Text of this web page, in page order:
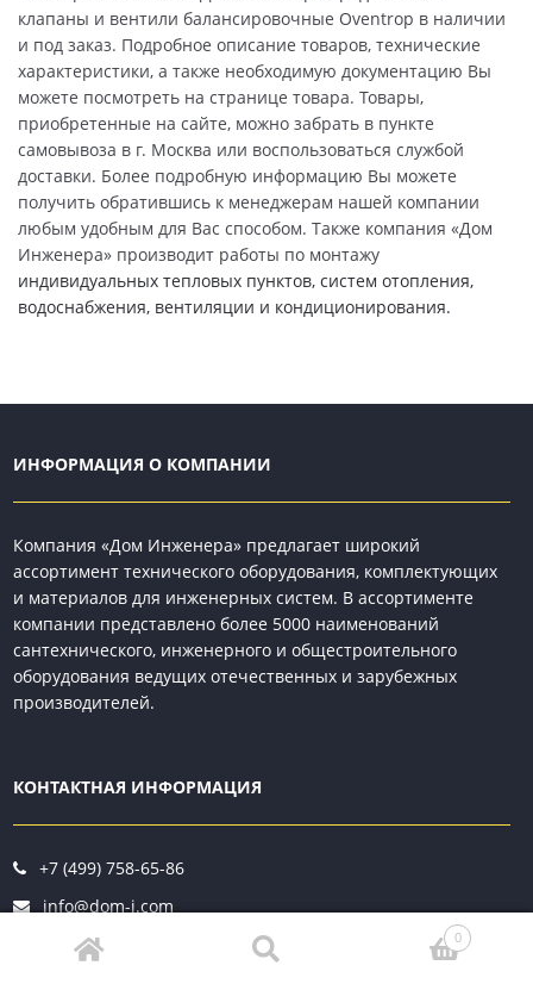
клапаны и вентили балансировочные Oventrop в наличии
и под заказ. Подробное описание товаров, технические
характеристики, а также необходимую документацию Вы
можете посмотреть на странице товара. Товары,
приобретенные на сайте, можно забрать в пункте
самовывоза в г. Москва или воспользоваться службой
доставки. Более подробную информацию Вы можете
получить обратившись к менеджерам нашей компании
любым удобным для Вас способом. Также компания «Дом
Инженера» производит работы по монтажу
индивидуальных тепловых пунктов, систем отопления,
водоснабжения, вентиляции и кондиционирования.
0
ИНФОРМАЦИЯ О КОМПАНИИ
Компания «Дом Инженера» предлагает широкий
ассортимент технического оборудования, комплектующих
и материалов для инженерных систем. В ассортименте
компании представлено более 5000 наименований
сантехнического, инженерного и общестроительного
оборудования ведущих отечественных и зарубежных
производителей.
КОНТАКТНАЯ ИНФОРМАЦИЯ
+7 (499) 758-65-86
info@dom-i.com
Офис — с 9.00 до 18.00­ прием заявок —